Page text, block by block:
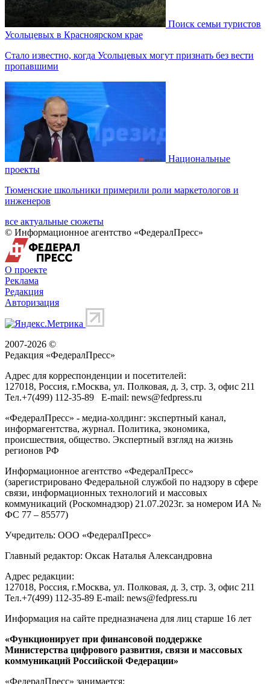
Поиск семьи туристов
Усольцевых в Красноярском крае
Стало известно, когда Усольцевых могут признать без вести
пропавшими
Национальные
проекты
Тюменские школьники примерили роли маркетологов и
инженеров
все актуальные сюжеты
© Информационное агентство «ФедералПресс»
О проекте
Реклама
Редакция
Авторизация
2007-2026 ©
Редакция «ФедералПресс»
Адрес для корреспонденции и посетителей:
127018, Россия, г.Москва, ул. Полковая, д. 3, стр. 3, офис 211
Тел.+7(499) 112-35-89 E-mail: news@fedpress.ru
«ФедералПресс» - медиа-холдинг: экспертный канал,
информагентства, журнал. Политика, экономика,
происшествия, общество. Экспертный взгляд на жизнь
регионов РФ
Информационное агентство «ФедералПресс»
(зарегистрировано Федеральной службой по надзору в сфере
связи, информационных технологий и массовых
коммуникаций (Роскомнадзор) 21.07.2023г. за номером ИА №
ФС 77 – 85577)
Учредитель: ООО «ФедералПресс»
Главный редактор: Оксак Наталья Александровна
Адрес редакции:
127018, Россия, г.Москва, ул. Полковая, д. 3, стр. 3, офис 211
Тел.+7(499) 112-35-89 E-mail: news@fedpress.ru
Информация на сайте предназначена для лиц старше 16 лет
«Функционирует при финансовой поддержке
Министерства цифрового развития, связи и массовых
коммуникаций Российской Федерации»
«ФедералПресс» занимается: